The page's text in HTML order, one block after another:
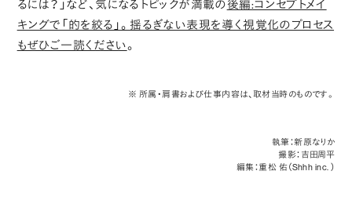
るには？」など、気になるトピックが満載の後編:コンセプトメイ
キングで「的を絞る」。揺るぎない表現を導く視覚化のプロセス
もぜひご一読ください。
※ 所属・肩書および仕事内容は、取材当時のものです。
執筆：新原なりか
撮影：吉田周平
編集：重松 佑（Shhh inc. ）